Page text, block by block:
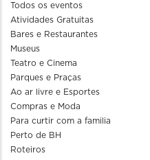
Todos os eventos
Atividades Gratuitas
Bares e Restaurantes
Museus
Teatro e Cinema
Parques e Praças
Ao ar livre e Esportes
Compras e Moda
Para curtir com a familia
Perto de BH
Roteiros